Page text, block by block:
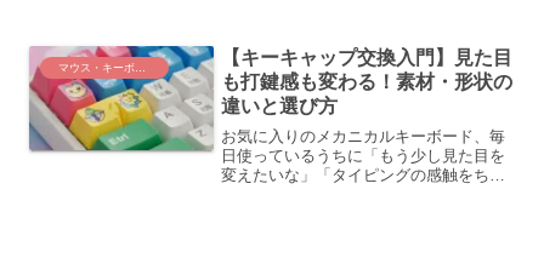
いもの。そこで今回は、...
マウス・キーボード
【キーキャップ交換入門】見た目
も打鍵感も変わる！素材・形状の
違いと選び方
お気に入りのメカニカルキーボード、毎
日使っているうちに「もう少し見た目を
変えたいな」「タイピングの感触をちょ